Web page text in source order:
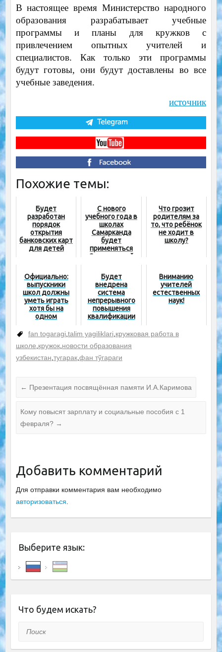
В настоящее время Министерство народного
образования разрабатывает учебные
программы и планы для кружков с
привлечением опытных учителей и
специалистов. Как только эти программы
будут готовы, они будут доставлены во все
учебные заведения.
источник
Похожие темы:
Будет
разработан
порядок
открытия
банковских карт
для детей
С нового
учебного года в
школах
Самарканда
будет
применяться
Cингапурский
Что грозит
родителям за
то, что ребёнок
не ходит в
школу?
Официально:
выпускники
школ должны
уметь играть
хотя бы на
одном
инструменте,
преподаватели
музыки – на
трех
Будет
внедрена
система
непрерывного
повышения
квалификации
Вниманию
учителей
естественных
наук!
fan togaragi,talim yagiliklari,кружковая работа в
школе,кружок,новости образования
узбекистан,тугарак,фан тўгараги
← Презентация посвящённая памяти И.А.Каримова
Кому повысят зарплату и социальные пособия с 1
февраля? →
Добавить комментарий
Для отправки комментария вам необходимо
авторизоваться.
Выберите язык:
Что будем искать?
Поиск